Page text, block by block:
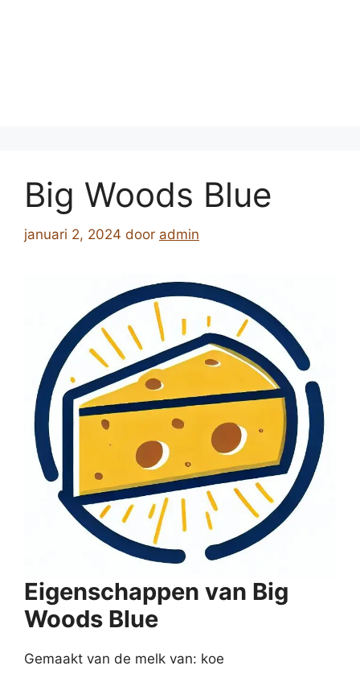
Big Woods Blue
januari 2, 2024 door admin
Eigenschappen van Big
Woods Blue
Gemaakt van de melk van: koe